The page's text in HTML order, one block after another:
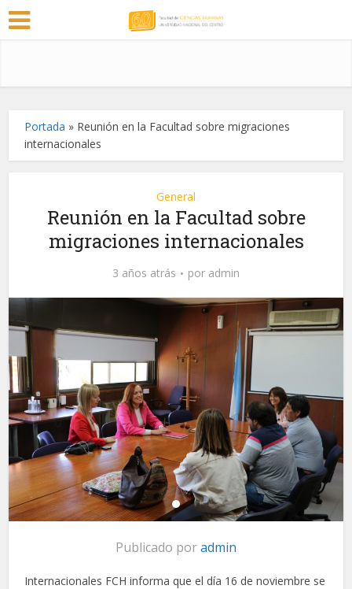
Portada » Reunión en la Facultad sobre migraciones
internacionales
General
Reunión en la Facultad sobre
migraciones internacionales
3 años atrás por admin
Publicado poradmin
Internacionales FCH informa que el día 16 de noviembre se